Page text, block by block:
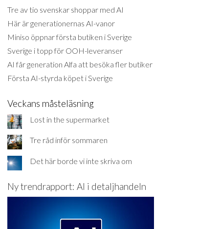
Tre av tio svenskar shoppar med AI
Här är generationernas AI-vanor
Miniso öppnar första butiken i Sverige
Sverige i topp för OOH-leveranser
AI får generation Alfa att besöka fler butiker
Första AI-styrda köpet i Sverige
Veckans måsteläsning
Lost in the supermarket
Tre råd inför sommaren
Det här borde vi inte skriva om
Ny trendrapport: AI i detaljhandeln